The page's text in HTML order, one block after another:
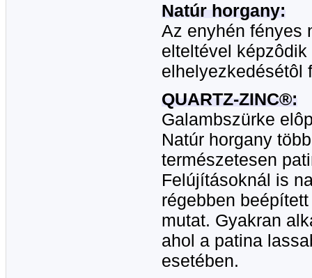
Natúr horgany:
Az enyhén fényes
elteltével
elhelyezkedésétôl
QUARTZ-ZINC®:
Galambszürke
Natúr horgany
természetesen
Felújításoknál is
régebben
mutat. Gyakran
ahol a patina
esetében.